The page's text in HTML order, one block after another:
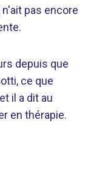
pas encore
depuis que
ce que
il a dit au
en thérapie.